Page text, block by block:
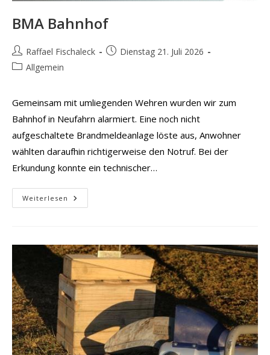
BMA Bahnhof
Beitrags-
Autor:
Raffael Fischaleck
BeitragDienstag 21. Juli 2026
Beitrags-
Allgemein
Gemeinsam mit umliegenden Wehren wurden wir zum
Bahnhof in Neufahrn alarmiert. Eine noch nicht
aufgeschaltete Brandmeldeanlage löste aus, Anwohner
wählten daraufhin richtigerweise den Notruf. Bei der
Erkundung konnte ein technischer…
Weiterlesen BMA
Bahnhof